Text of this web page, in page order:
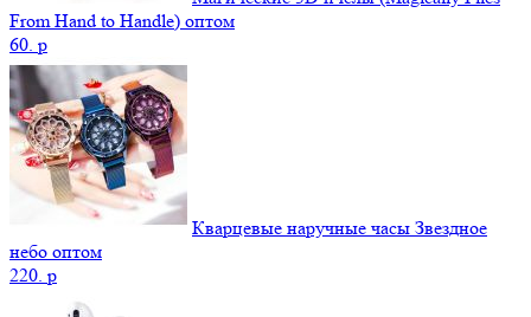
From Hand to Handle) оптом
60. p
Кварцевые наручные часы Звездное
небо оптом
220. p